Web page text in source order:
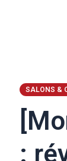
SALONS &
: